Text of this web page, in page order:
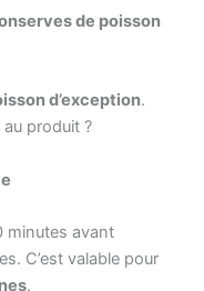
de poisson
d’exception.
produit ?
minutes avant
C’est valable pour
.